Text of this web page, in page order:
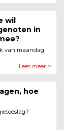
wil
in
van maandag
Lees meer >
hoe